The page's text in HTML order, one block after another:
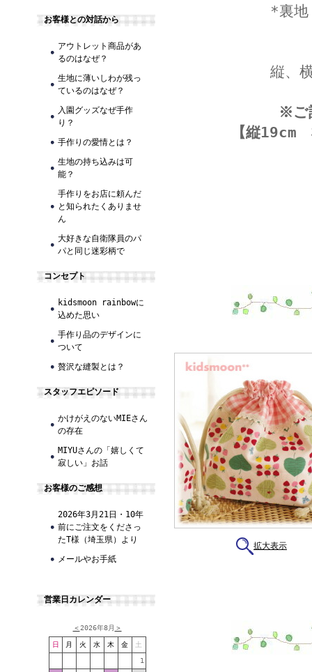
お客様との対話から
アウトレット商品があ
るのはなぜ？
生地に薄いしわが残っ
ているのはなぜ？
入園グッズなぜ手作
り？
手作りの愛情とは？
生地の持ち込みは可
能？
手作りをお店に頼んだ
と知られたくありませ
ん
大好きな自衛隊員のパ
パと同じ迷彩柄で
コンセプト
kidsmoon rainbowに
込めた思い
手作り品のデザインに
ついて
贅沢な縫製とは？
スタッフエピソード
かけがえのないMIEさん
の存在
MIYUさんの「嬉しくて
寂しい」お話
お客様のご感想
2026年3月21日・10年
前にご注文をくださっ
たT様（埼玉県）より
メールやお手紙
営業日カレンダー
＜2026年8月 ＞
日 月 火 水 木 金 土
1
*裏地
縦、
※ご
【縦
拡大表示